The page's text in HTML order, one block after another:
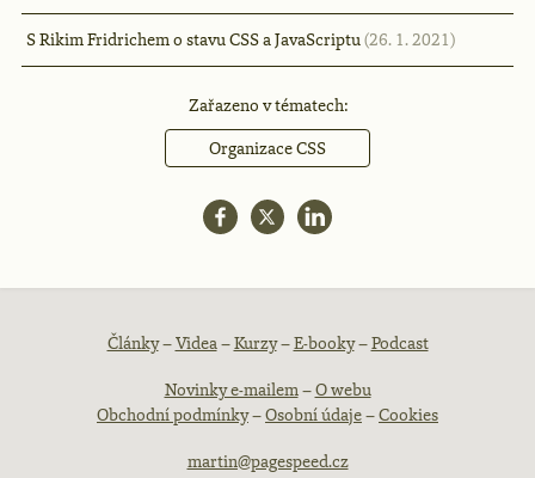
S Rikim Fridrichem o stavu CSS a JavaScriptu(26. 1. 2021)
Zařazeno v tématech:
Organizace CSS
Patička
webu
Články–Videa–Kurzy–E-booky–Podcast
Novinky e-mailem–O webu
Obchodní podmínky–Osobní údaje–Cookies
martin@pagespeed.cz